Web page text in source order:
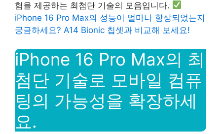
험을 제공하는 최첨단 기술의 모음입니다.
iPhone 16 Pro Max의 성능이 얼마나 향상되었는지
궁금하세요? A14 Bionic 칩셋과 비교해 보세요!
iPhone 16 Pro Max의 최
첨단 기술로 모바일 컴퓨
팅의 가능성을 확장하세
요.